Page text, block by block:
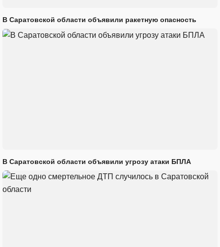
В Саратовской области объявили ракетную опасность
В Саратовской области объявили угрозу атаки БПЛА